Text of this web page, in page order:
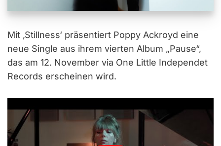
Mit ‚Stillness‘ präsentiert Poppy Ackroyd eine
neue Single aus ihrem vierten Album „Pause“,
das am 12. November via One Little Independet
Records erscheinen wird.